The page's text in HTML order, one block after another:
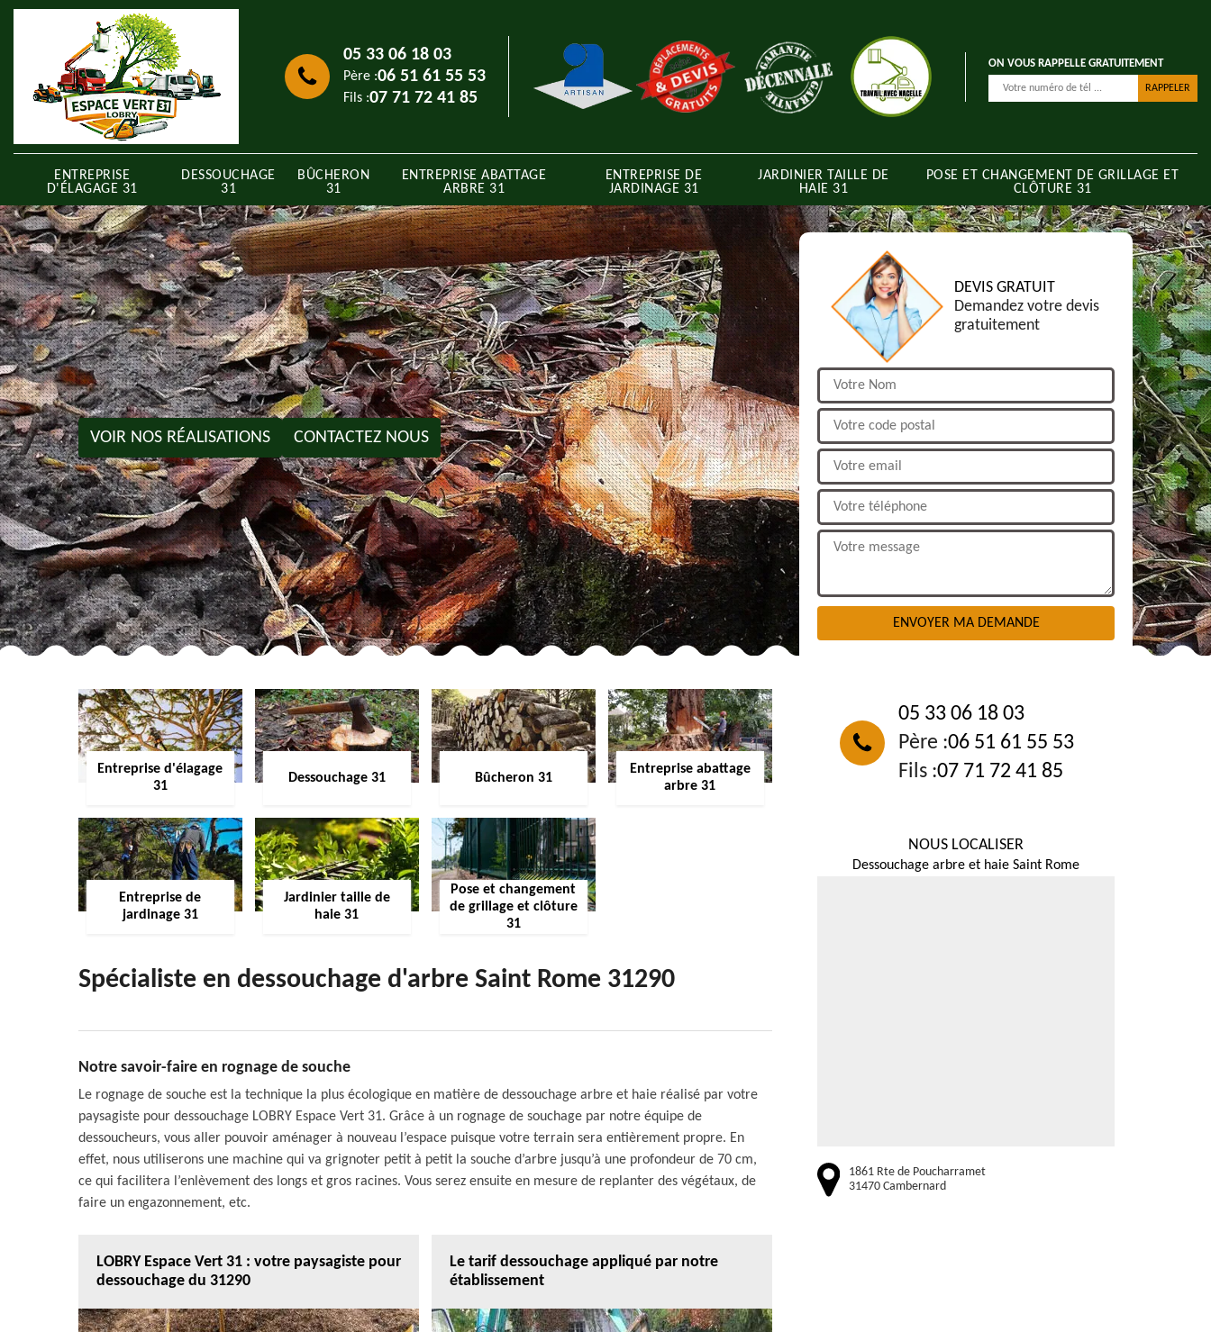
05 33 06 18 03
Père :06 51 61 55 53
Fils :07 71 72 41 85
ON VOUS RAPPELLE GRATUITEMENT
ENTREPRISE
D'ÉLAGAGE 31
DESSOUCHAGE
31
BÛCHERON
31
ENTREPRISE ABATTAGE
ARBRE 31
ENTREPRISE DE
JARDINAGE 31
JARDINIER TAILLE DE
HAIE 31
POSE ET CHANGEMENT DE GRILLAGE ET
CLÔTURE 31
VOIR NOS RÉALISATIONS CONTACTEZ NOUS
Entreprise d'élagage
31
Dessouchage 31 Bûcheron 31
Entreprise abattage
arbre 31
Entreprise de
jardinage 31
Jardinier taille de
haie 31
Pose et changement
de grillage et clôture
31
Spécialiste en dessouchage d'arbre Saint Rome 31290
Notre savoir-faire en rognage de souche
Le rognage de souche est la technique la plus écologique en matière de dessouchage arbre et haie réalisé par votre
paysagiste pour dessouchage LOBRY Espace Vert 31. Grâce à un rognage de souchage par notre équipe de
dessoucheurs, vous aller pouvoir aménager à nouveau l’espace puisque votre terrain sera entièrement propre. En
effet, nous utiliserons une machine qui va grignoter petit à petit la souche d’arbre jusqu’à une profondeur de 70 cm,
ce qui facilitera l’enlèvement des longs et gros racines. Vous serez ensuite en mesure de replanter des végétaux, de
faire un engazonnement, etc.
LOBRY Espace Vert 31 : votre paysagiste pour
dessouchage du 31290
Le tarif dessouchage appliqué par notre
établissement
DEVIS GRATUIT
Demandez votre devis
gratuitement
05 33 06 18 03
Père :06 51 61 55 53
Fils :07 71 72 41 85
NOUS LOCALISER
Dessouchage arbre et haie Saint Rome
1861 Rte de Poucharramet
31470 Cambernard